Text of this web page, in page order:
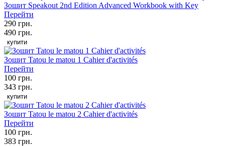
Зошит Speakout 2nd Edition Advanced Workbook with Key
Перейти
290 грн.
490 грн.
купити
Зошит Tatou le matou 1 Cahier d'activités
Перейти
100 грн.
343 грн.
купити
Зошит Tatou le matou 2 Cahier d'activités
Перейти
100 грн.
383 грн.